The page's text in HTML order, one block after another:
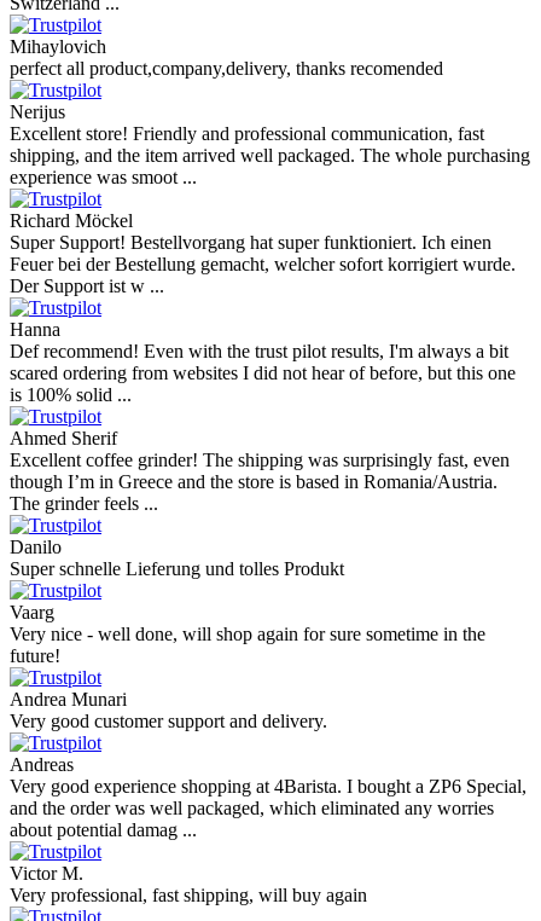
Mihaylovich
perfect all product,company,delivery, thanks recomended
Nerijus
Excellent store! Friendly and professional communication, fast
shipping, and the item arrived well packaged. The whole purchasing
experience was smoot ...
Richard Möckel
Super Support! Bestellvorgang hat super funktioniert. Ich einen
Feuer bei der Bestellung gemacht, welcher sofort korrigiert wurde.
Der Support ist w ...
Hanna
Def recommend! Even with the trust pilot results, I'm always a bit
scared ordering from websites I did not hear of before, but this one
is 100% solid ...
Ahmed Sherif
Excellent coffee grinder! The shipping was surprisingly fast, even
though I’m in Greece and the store is based in Romania/Austria.
The grinder feels ...
Danilo
Super schnelle Lieferung und tolles Produkt
Vaarg
Very nice - well done, will shop again for sure sometime in the
future!
Andrea Munari
Very good customer support and delivery.
Andreas
Very good experience shopping at 4Barista. I bought a ZP6 Special,
and the order was well packaged, which eliminated any worries
about potential damag ...
Victor M.
Very professional, fast shipping, will buy again